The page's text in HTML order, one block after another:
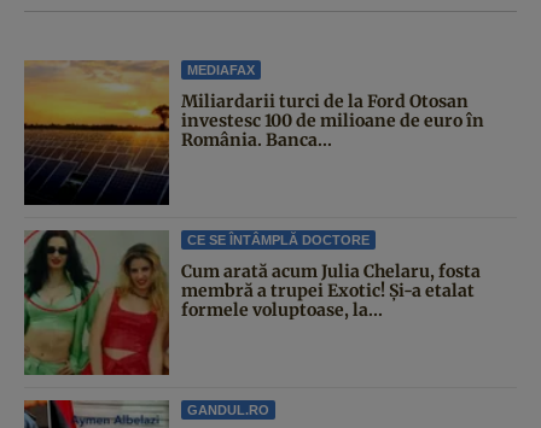
MEDIAFAX
Miliardarii turci de la Ford Otosan
investesc 100 de milioane de euro în
România. Banca...
CE SE ÎNTÂMPLĂ DOCTORE
Cum arată acum Julia Chelaru, fosta
membră a trupei Exotic! Și-a etalat
formele voluptoase, la...
GANDUL.RO